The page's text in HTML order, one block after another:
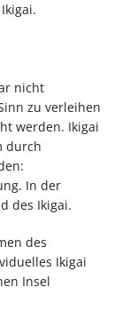
nicht
zu verleihen
werden. Ikigai
durch
In der
des Ikigai.
des
Ikigai
Insel